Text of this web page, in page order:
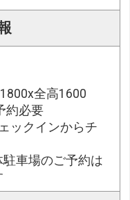
全高1600
約必要
ックインからチ
車場のご予約は